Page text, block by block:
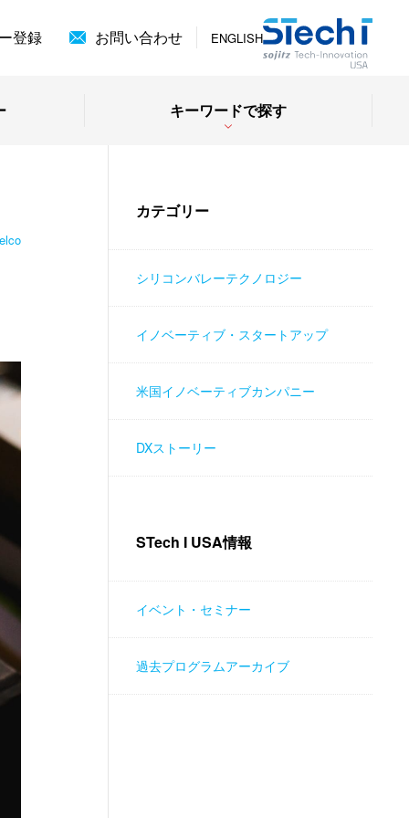
登録 お問い合わせ ENGLISH
キーワードで探す
カテゴリー
シリコンバレーテクノロジー
イノベーティブ・スタートアップ
米国イノベーティブカンパニー
DXストーリー
STech I USA情報
イベント・セミナー
過去プログラムアーカイブ